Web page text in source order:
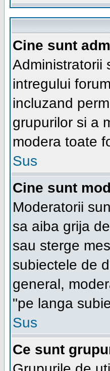
Cine sunt
Administratorii
intregului
incluzand
grupurilor si a
modera toate
Sus
Cine sunt
Moderatorii
sa aiba grija
sau sterge
subiectele de
general,
"pe langa
Sus
Ce sunt